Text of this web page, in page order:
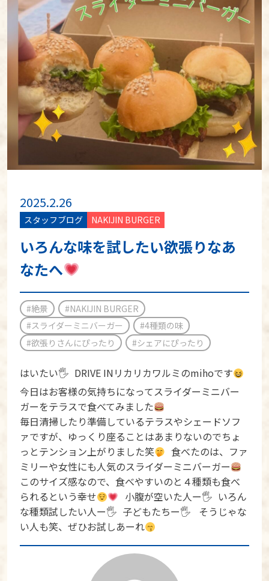
2025.2.26
スタッフブログ NAKIJIN BURGER
いろんな味を試したい欲張りなあ
なたへ
#絶景
#NAKIJIN BURGER
#スライダーミニバーガー
#4種類の味
#欲張りさんにぴったり
#シェアにぴったり
はいたい🖐 DRIVE INリカリカワルミのmihoです
今日はお客様の気持ちになってスライダーミニバー
ガーをテラスで食べてみました
毎日清掃したり準備しているテラスやシェードソフ
ァですが、ゆっくり座ることはあまりないのでちょ
っとテンション上がりました笑
食べたのは、ファ
ミリーや女性にも人気のスライダーミニバーガー
このサイズ感なので、食べやすいのと４種類も食べ
られるという幸せ
小腹が空いた人ー🖐いろん
な種類試したい人ー🖐 子どもたちー🖐 そうじゃな
い人も笑、ぜひお試しあーれ